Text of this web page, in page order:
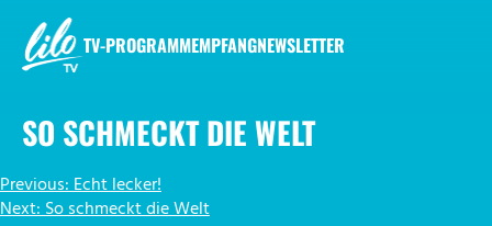
Inhalt
springen
TV-PROGRAMMEMPFANGNEWSLETTER
SO SCHMECKT DIE WELT
BEITRAGSNAVIGATION
Previous:Echt lecker!
Next:So schmeckt die Welt